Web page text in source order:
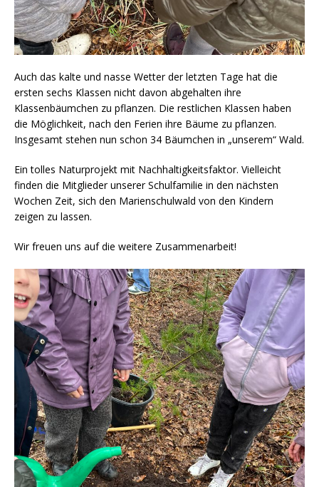
Auch das kalte und nasse Wetter der letzten Tage hat die
ersten sechs Klassen nicht davon abgehalten ihre
Klassenbäumchen zu pflanzen. Die restlichen Klassen haben
die Möglichkeit, nach den Ferien ihre Bäume zu pflanzen.
Insgesamt stehen nun schon 34 Bäumchen in „unserem“ Wald.
Ein tolles Naturprojekt mit Nachhaltigkeitsfaktor. Vielleicht
finden die Mitglieder unserer Schulfamilie in den nächsten
Wochen Zeit, sich den Marienschulwald von den Kindern
zeigen zu lassen.
Wir freuen uns auf die weitere Zusammenarbeit!